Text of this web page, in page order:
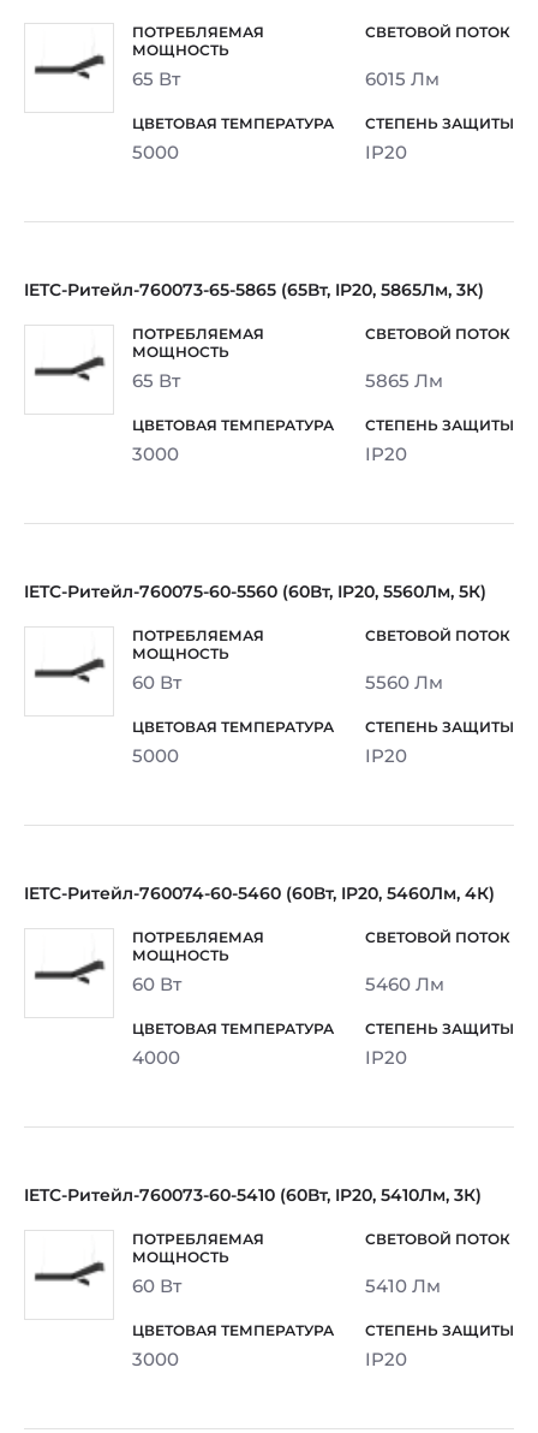
65 Вт 6015 Лм
5000 IP20
IETC-Ритейл-760073-65-5865 (65Вт, IP20, 5865Лм, 3К)
65 Вт 5865 Лм
3000 IP20
IETC-Ритейл-760075-60-5560 (60Вт, IP20, 5560Лм, 5К)
60 Вт 5560 Лм
5000 IP20
IETC-Ритейл-760074-60-5460 (60Вт, IP20, 5460Лм, 4К)
60 Вт 5460 Лм
4000 IP20
IETC-Ритейл-760073-60-5410 (60Вт, IP20, 5410Лм, 3К)
60 Вт 5410 Лм
3000 IP20